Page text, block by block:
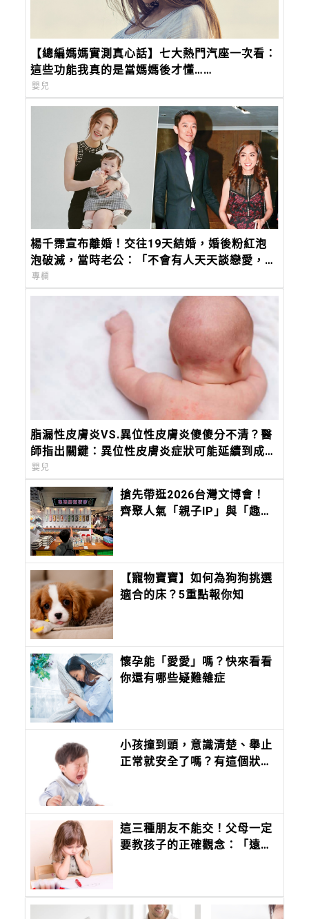
【總編媽媽實測真心話】七大熱門汽座一次看：
這些功能我真的是當媽媽後才懂……
嬰兒
楊千霈宣布離婚！交往19天結婚，婚後粉紅泡
泡破滅，當時老公：「不會有人天天談戀愛，那
只是偶像劇，我們要學會過生活。」
專欄
脂漏性皮膚炎VS.異位性皮膚炎傻傻分不清？醫
師指出關鍵：異位性皮膚炎症狀可能延續到成
年！
嬰兒
搶先帶逛2026台灣文博會！
齊聚人氣「親子IP」與「趣味
【寵物寶寶】如何為狗狗挑選
適合的床？5重點報你知
懷孕能「愛愛」嗎？快來看看
你還有哪些疑難雜症
小孩撞到頭，意識清楚、舉止
正常就安全了嗎？有這個狀況
這三種朋友不能交！父母一定
要教孩子的正確觀念：「遠離